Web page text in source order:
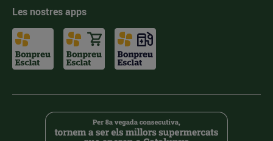
Les nostres apps